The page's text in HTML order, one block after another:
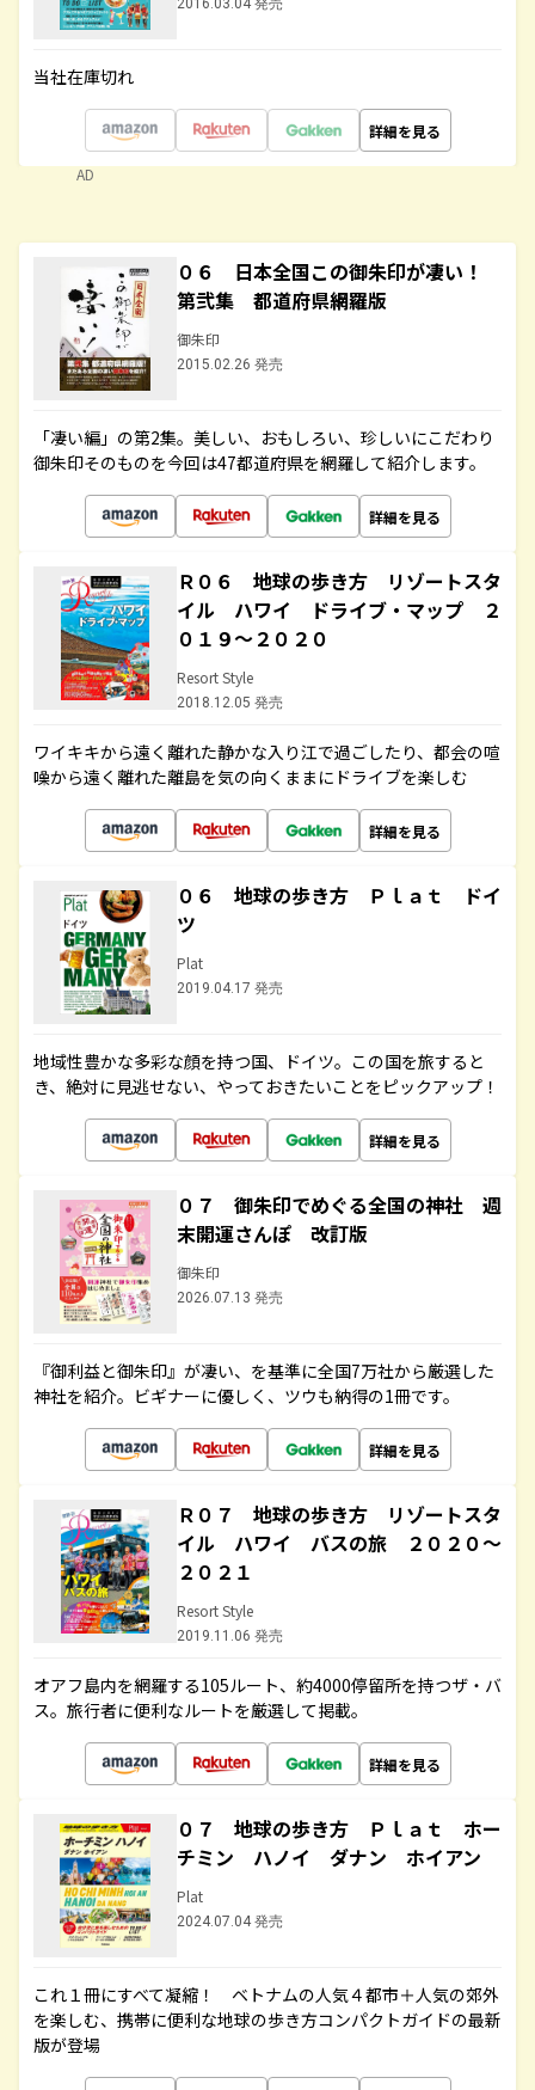
2016.03.04 発売
当社在庫切れ
詳細を見る
AD
０６ 日本全国この御朱印が凄い！
第弐集 都道府県網羅版
御朱印
2015.02.26 発売
「凄い編」の第2集。美しい、おもしろい、珍しいにこだわり
御朱印そのものを今回は47都道府県を網羅して紹介します。
詳細を見る
Ｒ０６ 地球の歩き方 リゾートスタ
イル ハワイ ドライブ・マップ ２
０１９～２０２０
Resort Style
2018.12.05 発売
ワイキキから遠く離れた静かな入り江で過ごしたり、都会の喧
噪から遠く離れた離島を気の向くままにドライブを楽しむ
詳細を見る
０６ 地球の歩き方 Ｐｌａｔ ドイ
ツ
Plat
2019.04.17 発売
地域性豊かな多彩な顔を持つ国、ドイツ。この国を旅すると
き、絶対に見逃せない、やっておきたいことをピックアップ！
詳細を見る
０７ 御朱印でめぐる全国の神社 週
末開運さんぽ 改訂版
御朱印
2026.07.13 発売
『御利益と御朱印』が凄い、を基準に全国7万社から厳選した
神社を紹介。ビギナーに優しく、ツウも納得の1冊です。
詳細を見る
Ｒ０７ 地球の歩き方 リゾートスタ
イル ハワイ バスの旅 ２０２０～
２０２１
Resort Style
2019.11.06 発売
オアフ島内を網羅する105ルート、約4000停留所を持つザ・バ
ス。旅行者に便利なルートを厳選して掲載。
詳細を見る
０７ 地球の歩き方 Ｐｌａｔ ホー
チミン ハノイ ダナン ホイアン
Plat
2024.07.04 発売
これ１冊にすべて凝縮！ ベトナムの人気４都市＋人気の郊外
を楽しむ、携帯に便利な地球の歩き方コンパクトガイドの最新
版が登場